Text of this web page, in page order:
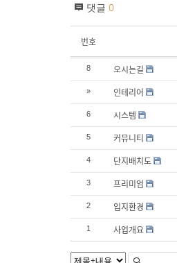
댓글 0
번호
8 오시는길
» 인테리어
6 시스템
5 커뮤니티
4 단지배치도
3 프리미엄
2 입지환경
1 사업개요